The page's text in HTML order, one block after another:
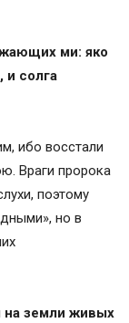
ми: яко
и солга
ибо восстали
Враги пророка
поэтому
но в
на земли живых